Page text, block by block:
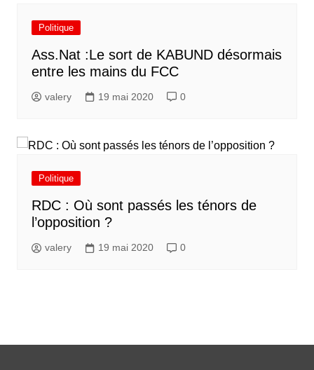
Politique
Ass.Nat :Le sort de KABUND désormais
entre les mains du FCC
valery 19 mai 2020 0
Politique
RDC : Où sont passés les ténors de
l’opposition ?
valery 19 mai 2020 0